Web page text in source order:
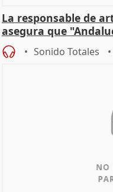
La responsable de
asegura que
cita
Sonido Totales